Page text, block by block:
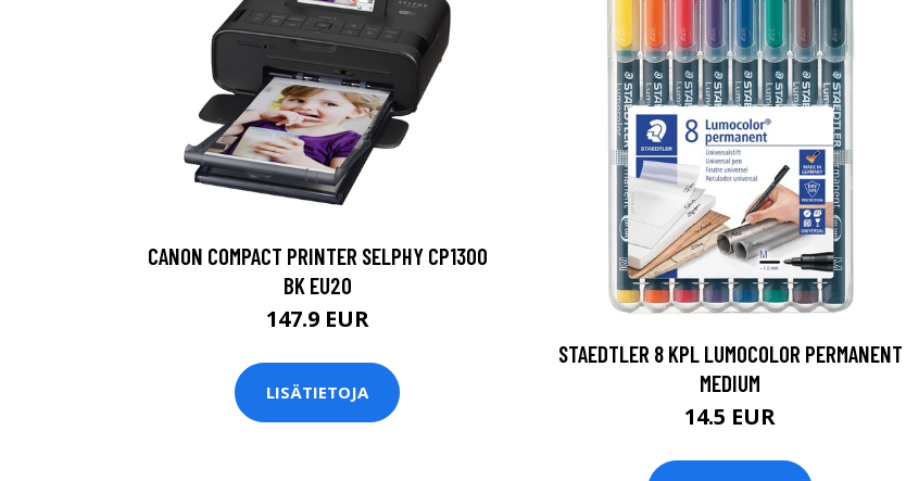
CANON COMPACT PRINTER SELPHY CP1300
BK EU20
147.9 EUR
LISÄTIETOJA
STAEDTLER 8 KPL LUMOCOLOR PERMANENT
MEDIUM
14.5 EUR